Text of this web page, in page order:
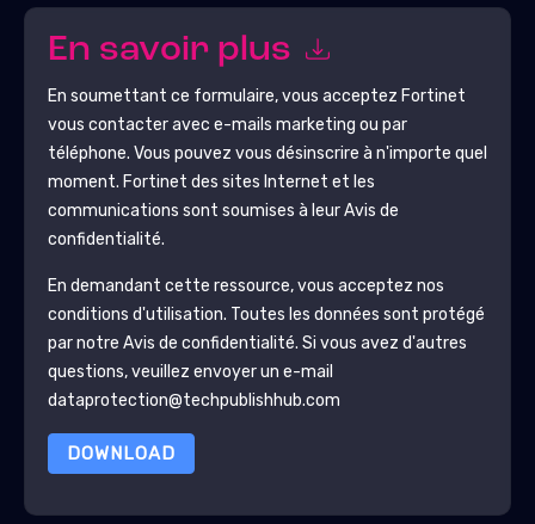
En savoir plus
En soumettant ce formulaire, vous acceptez Fortinet
vous contacter avec e-mails marketing ou par
téléphone. Vous pouvez vous désinscrire à n'importe quel
moment. Fortinet des sites Internet et les
communications sont soumises à leur Avis de
confidentialité.
En demandant cette ressource, vous acceptez nos
conditions d'utilisation. Toutes les données sont protégé
par notre Avis de confidentialité. Si vous avez d'autres
questions, veuillez envoyer un e-mail
dataprotection@techpublishhub.com
DOWNLOAD